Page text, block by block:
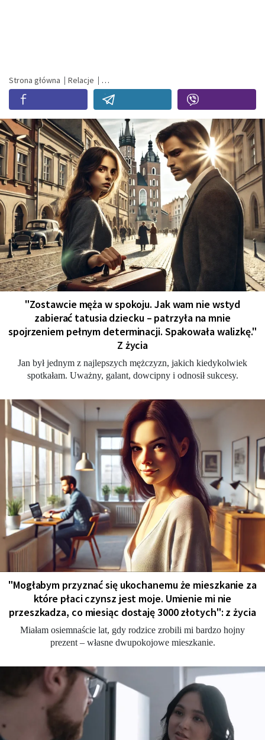
Strona główna Relacje
"Zostawcie męża w spokoju. Jak wam nie wstyd
zabierać tatusia dziecku – patrzyła na mnie
spojrzeniem pełnym determinacji. Spakowała walizkę."
Z życia
Jan był jednym z najlepszych mężczyzn, jakich kiedykolwiek
spotkałam. Uważny, galant, dowcipny i odnosił sukcesy.
"Мogłabym przyznać się ukochanemu że mieszkanie za
które płaci czynsz jest moje. Umienie mi nie
przeszkadza, co miesiąc dostaję 3000 złotych": z życia
Miałam osiemnaście lat, gdy rodzice zrobili mi bardzo hojny
prezent – własne dwupokojowe mieszkanie.